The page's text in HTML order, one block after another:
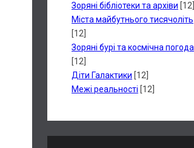
Зоряні бібліотеки та архіви [12]
Міста майбутнього тисячоліть
[12]
Зоряні бурі та космічна погода
[12]
Діти Галактики [12]
Межі реальності [12]